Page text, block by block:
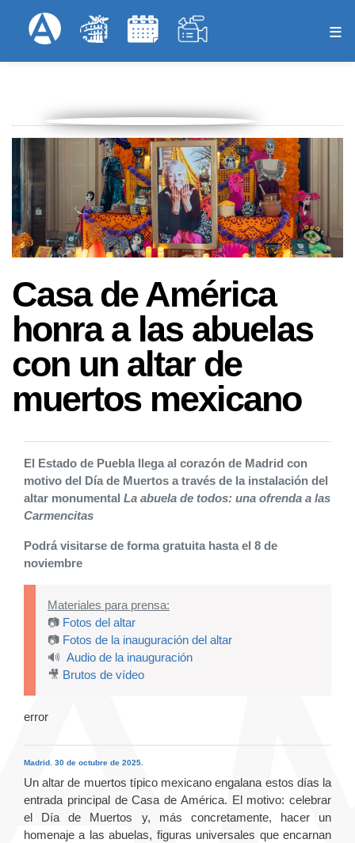
al
Menú Superior
Casa de América
honra a las abuelas
con un altar de
muertos mexicano
El Estado de Puebla llega al corazón de Madrid con
motivo del Día de Muertos a través de la instalación del
altar monumental La abuela de todos: una ofrenda a las
Carmencitas
Podrá visitarse de forma gratuita hasta el 8 de
noviembre
Materiales para prensa:
📷 Fotos del altar
📷 Fotos de la inauguración del altar
🔊 Audio de la inauguración
🎥 Brutos de vídeo
error
Madrid. 30 de octubre de 2025.
Un altar de muertos típico mexicano engalana estos días la
entrada principal de Casa de América. El motivo: celebrar
el Día de Muertos y, más concretamente, hacer un
homenaje a las abuelas, figuras universales que encarnan